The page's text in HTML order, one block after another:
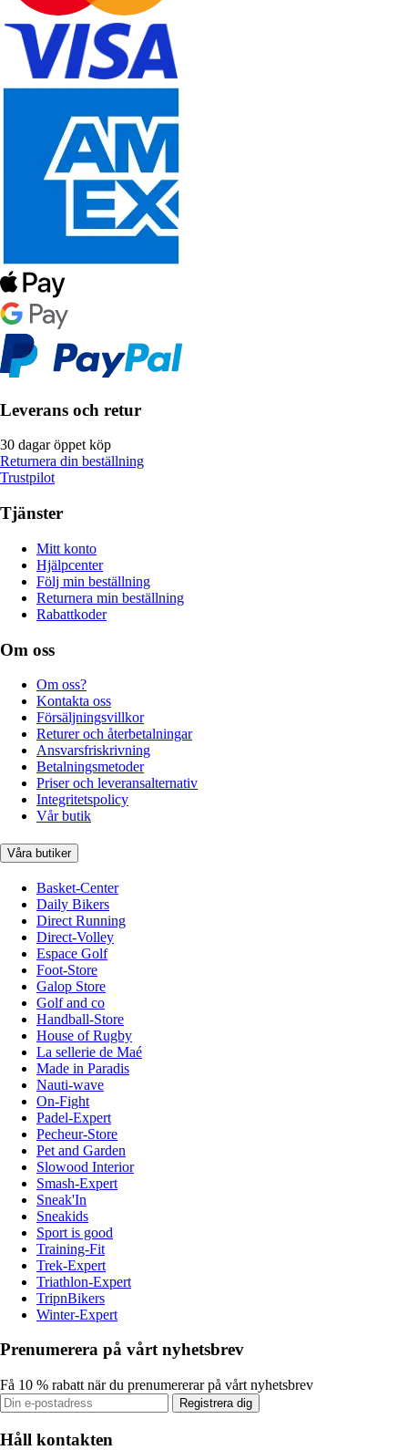
Leverans och retur
30 dagar öppet köp
Returnera din beställning
Trustpilot
Tjänster
Mitt konto
Hjälpcenter
Följ min beställning
Returnera min beställning
Rabattkoder
Om oss
Om oss?
Kontakta oss
Försäljningsvillkor
Returer och återbetalningar
Ansvarsfriskrivning
Betalningsmetoder
Priser och leveransalternativ
Integritetspolicy
Vår butik
Våra butiker
Basket-Center
Daily Bikers
Direct Running
Direct-Volley
Espace Golf
Foot-Store
Galop Store
Golf and co
Handball-Store
House of Rugby
La sellerie de Maé
Made in Paradis
Nauti-wave
On-Fight
Padel-Expert
Pecheur-Store
Pet and Garden
Slowood Interior
Smash-Expert
Sneak'In
Sneakids
Sport is good
Training-Fit
Trek-Expert
Triathlon-Expert
TripnBikers
Winter-Expert
Prenumerera på vårt nyhetsbrev
Få 10 % rabatt när du prenumererar på vårt nyhetsbrev
Registrera dig
Håll kontakten